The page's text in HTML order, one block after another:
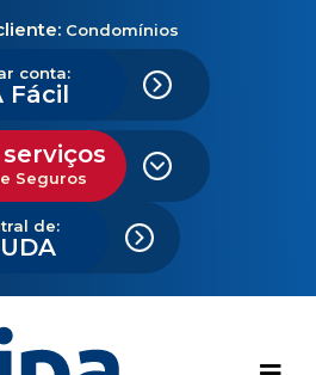
Condomínios
conta:
Fácil
Seguros
de: